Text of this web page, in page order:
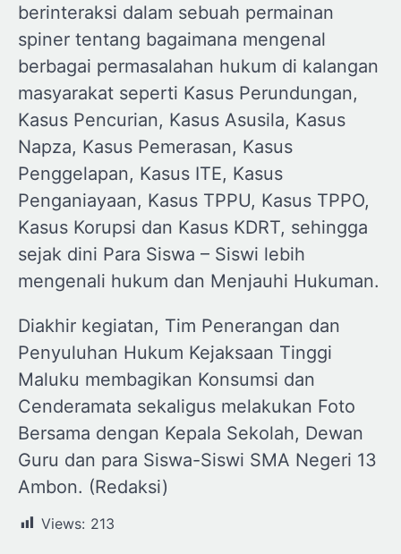
berinteraksi dalam sebuah permainan
spiner tentang bagaimana mengenal
berbagai permasalahan hukum di kalangan
masyarakat seperti Kasus Perundungan,
Kasus Pencurian, Kasus Asusila, Kasus
Napza, Kasus Pemerasan, Kasus
Penggelapan, Kasus ITE, Kasus
Penganiayaan, Kasus TPPU, Kasus TPPO,
Kasus Korupsi dan Kasus KDRT, sehingga
sejak dini Para Siswa – Siswi lebih
mengenali hukum dan Menjauhi Hukuman.
Diakhir kegiatan, Tim Penerangan dan
Penyuluhan Hukum Kejaksaan Tinggi
Maluku membagikan Konsumsi dan
Cenderamata sekaligus melakukan Foto
Bersama dengan Kepala Sekolah, Dewan
Guru dan para Siswa-Siswi SMA Negeri 13
Ambon. (Redaksi)
Views: 213